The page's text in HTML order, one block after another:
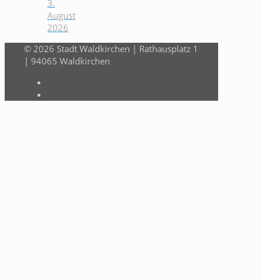
3.
August
2026
© 2026 Stadt Waldkirchen | Rathausplatz 1
| 94065 Waldkirchen